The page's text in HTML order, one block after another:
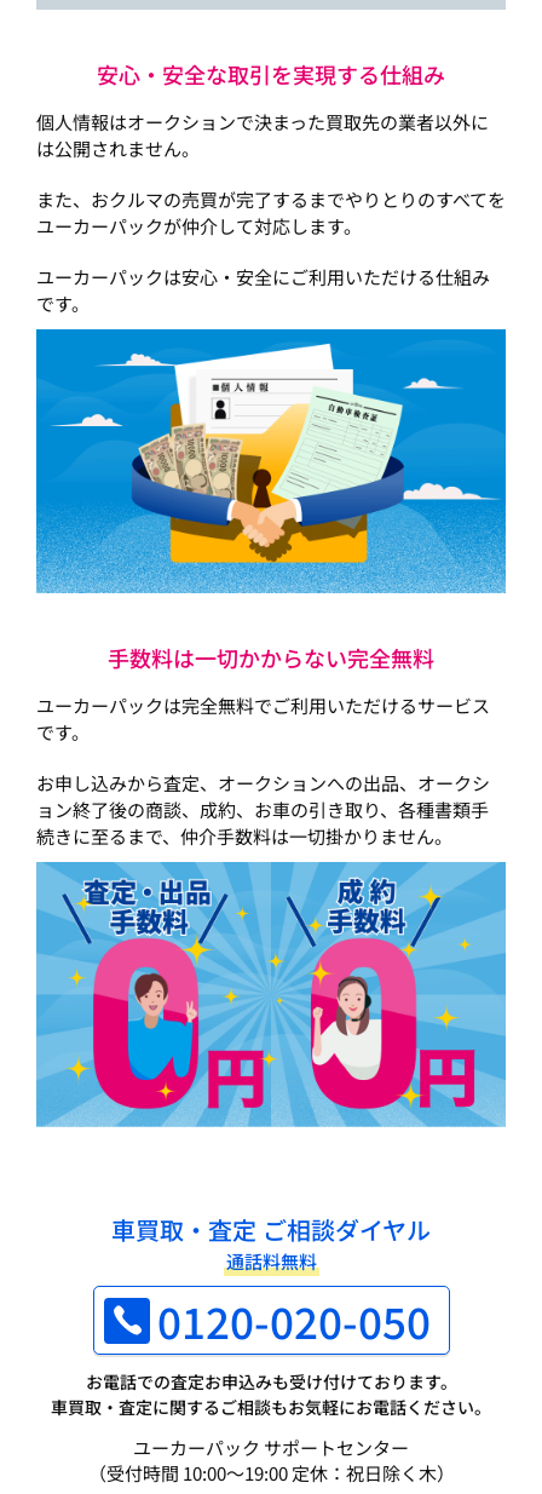
安心・安全な取引を実現する仕組み
個人情報はオークションで決まった買取先の業者以外に
は公開されません。
また、おクルマの売買が完了するまでやりとりのすべてを
ユーカーパックが仲介して対応します。
ユーカーパックは安心・安全にご利用いただける仕組み
です。
手数料は一切かからない完全無料
ユーカーパックは完全無料でご利用いただけるサービス
です。
お申し込みから査定、オークションへの出品、オークシ
ョン終了後の商談、成約、お車の引き取り、各種書類手
続きに至るまで、仲介手数料は一切掛かりません。
車買取・査定 ご相談ダイヤル
通話料無料
0120-020-050
お電話での査定お申込みも受け付けております。
車買取・査定に関するご相談もお気軽にお電話ください。
ユーカーパック サポートセンター
（受付時間 10:00～19:00 定休：祝日除く木）